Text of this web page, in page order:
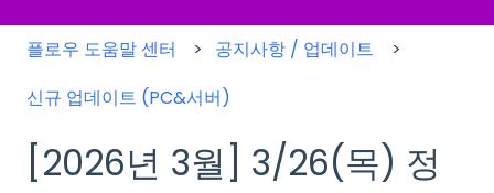
플로우 도움말 센터
공지사항 / 업데이트
신규 업데이트 (PC&서버)
[2026년 3월] 3/26(목) 정